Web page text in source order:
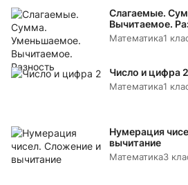
Слагаемые.
Вычитаемое.
Математика1
Число и цифра 2
Математика1
Нумерация
вычитание
Математика3